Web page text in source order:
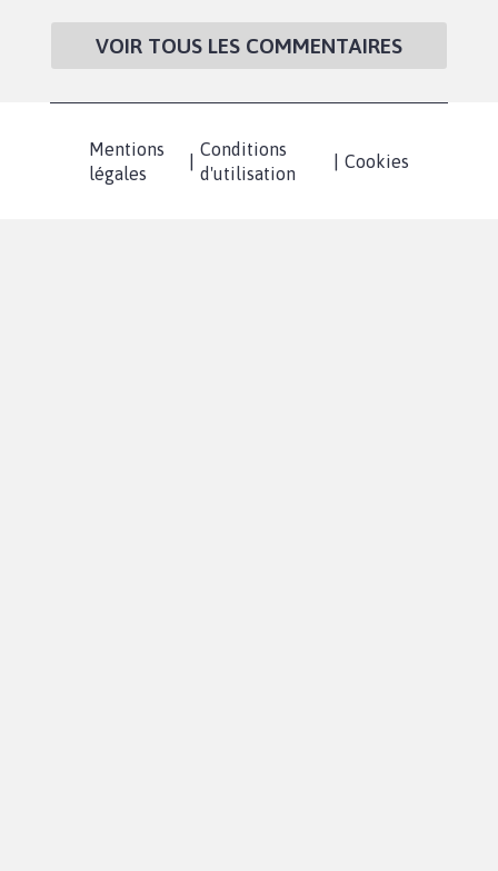
VOIR TOUS LES COMMENTAIRES
Mentions
légales
Conditions
d'utilisation
Cookies